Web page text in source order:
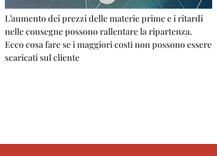
L’aumento dei prezzi delle materie prime e i ritardi
nelle consegne possono rallentare la ripartenza.
Ecco cosa fare se i maggiori costi non possono essere
scaricati sul cliente